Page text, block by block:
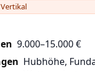
Vertikal
9.000–15.000 €
Hubhöhe,